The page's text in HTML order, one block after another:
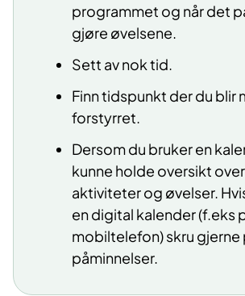
programmet og når det
gjøre øvelsene.
Sett av nok tid.
Finn tidspunkt der du blir
forstyrret.
Dersom du bruker en
kunne holde oversikt
aktiviteter og øvelser.
en digital kalender (f.eks
mobiltelefon) skru gjerne
påminnelser.